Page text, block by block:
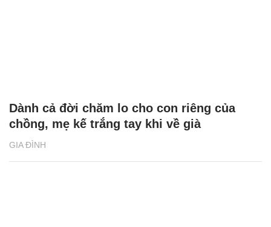
GIA ĐÌNH
Dành cả đời chăm lo cho con riêng của
chồng, mẹ kế trắng tay khi về già